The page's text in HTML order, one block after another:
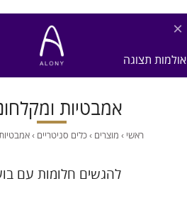
×
אולמות תצוגה
אמבטיות
ראשי › מוצרים ›כלים סניטריים ›
להגשים חלומות עם